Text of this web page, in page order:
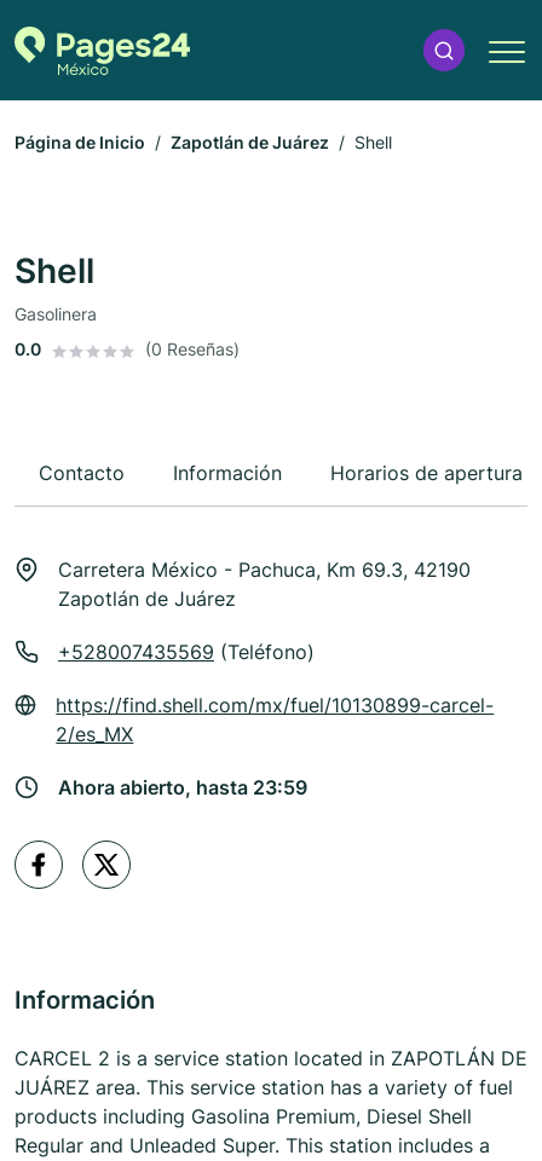
Página de Inicio Zapotlán de Juárez Shell
Shell
Gasolinera
0.0
(0 Reseñas)
Contacto Información Horarios de apertura
Carretera México - Pachuca, Km 69.3, 42190
Zapotlán de Juárez
+528007435569 (Teléfono)
https://find.shell.com/mx/fuel/10130899-carcel-
2/es_MX
Ahora abierto, hasta 23:59
Información
CARCEL 2 is a service station located in ZAPOTLÁN DE
JUÁREZ area. This service station has a variety of fuel
products including Gasolina Premium, Diesel Shell
Regular and Unleaded Super. This station includes a